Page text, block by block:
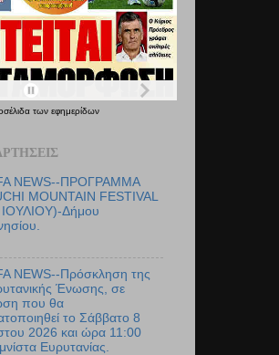
των εφημερίδων
NEWS--ΠΡΟΓΡΑΜΜΑ
MOUNTAIN FESTIVAL
Δήμου
NEWS--Πρόσκληση της
Ένωσης, σε
που θα
το Σάββατο 8
2026 και ώρα 11:00
Ευρυτανίας.